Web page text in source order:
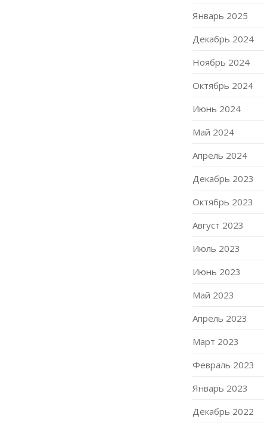
Январь 2025
Декабрь 2024
Ноябрь 2024
Октябрь 2024
Июнь 2024
Май 2024
Апрель 2024
Декабрь 2023
Октябрь 2023
Август 2023
Июль 2023
Июнь 2023
Май 2023
Апрель 2023
Март 2023
Февраль 2023
Январь 2023
Декабрь 2022